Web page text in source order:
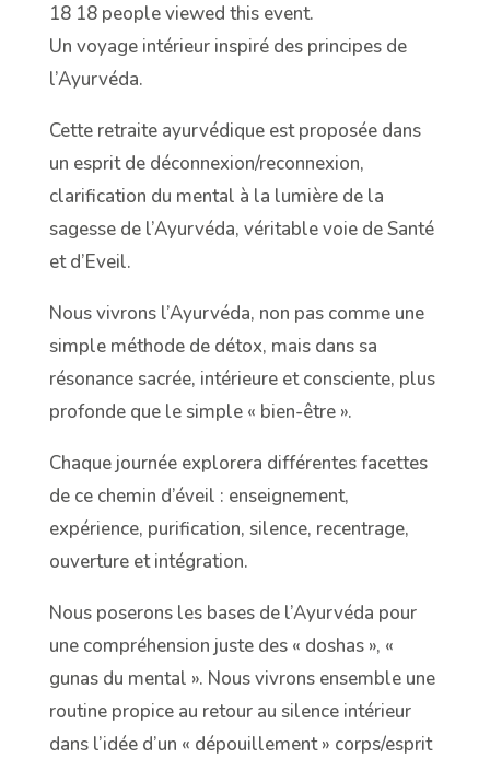
18 18 people viewed this event.
Un voyage intérieur inspiré des principes de
l’Ayurvéda.
Cette retraite ayurvédique est proposée dans
un esprit de déconnexion/reconnexion,
clarification du mental à la lumière de la
sagesse de l’Ayurvéda, véritable voie de Santé
et d’Eveil.
Nous vivrons l’Ayurvéda, non pas comme une
simple méthode de détox, mais dans sa
résonance sacrée, intérieure et consciente, plus
profonde que le simple « bien-être ».
Chaque journée explorera différentes facettes
de ce chemin d’éveil : enseignement,
expérience, purification, silence, recentrage,
ouverture et intégration.
Nous poserons les bases de l’Ayurvéda pour
une compréhension juste des « doshas », «
gunas du mental ». Nous vivrons ensemble une
routine propice au retour au silence intérieur
dans l’idée d’un « dépouillement » corps/esprit